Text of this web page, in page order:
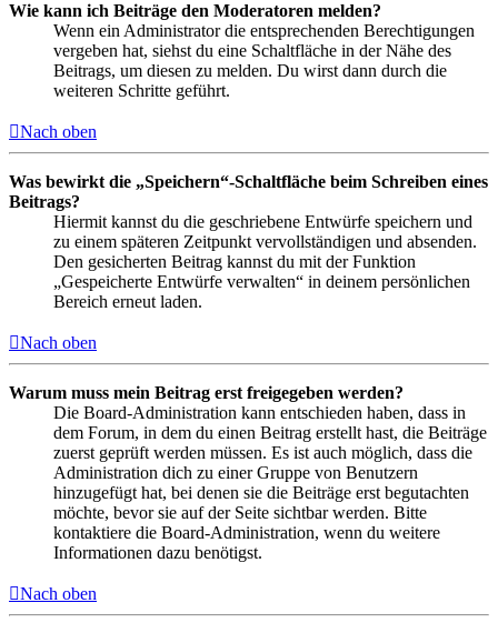
Wie kann ich Beiträge den Moderatoren melden?
Wenn ein Administrator die entsprechenden Berechtigungen
vergeben hat, siehst du eine Schaltfläche in der Nähe des
Beitrags, um diesen zu melden. Du wirst dann durch die
weiteren Schritte geführt.
Nach oben
Was bewirkt die „Speichern“-Schaltfläche beim Schreiben eines
Beitrags?
Hiermit kannst du die geschriebene Entwürfe speichern und
zu einem späteren Zeitpunkt vervollständigen und absenden.
Den gesicherten Beitrag kannst du mit der Funktion
„Gespeicherte Entwürfe verwalten“ in deinem persönlichen
Bereich erneut laden.
Nach oben
Warum muss mein Beitrag erst freigegeben werden?
Die Board-Administration kann entschieden haben, dass in
dem Forum, in dem du einen Beitrag erstellt hast, die Beiträge
zuerst geprüft werden müssen. Es ist auch möglich, dass die
Administration dich zu einer Gruppe von Benutzern
hinzugefügt hat, bei denen sie die Beiträge erst begutachten
möchte, bevor sie auf der Seite sichtbar werden. Bitte
kontaktiere die Board-Administration, wenn du weitere
Informationen dazu benötigst.
Nach oben